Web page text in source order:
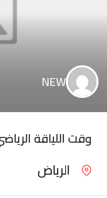
NEW
وقت اللياقة
الرياض